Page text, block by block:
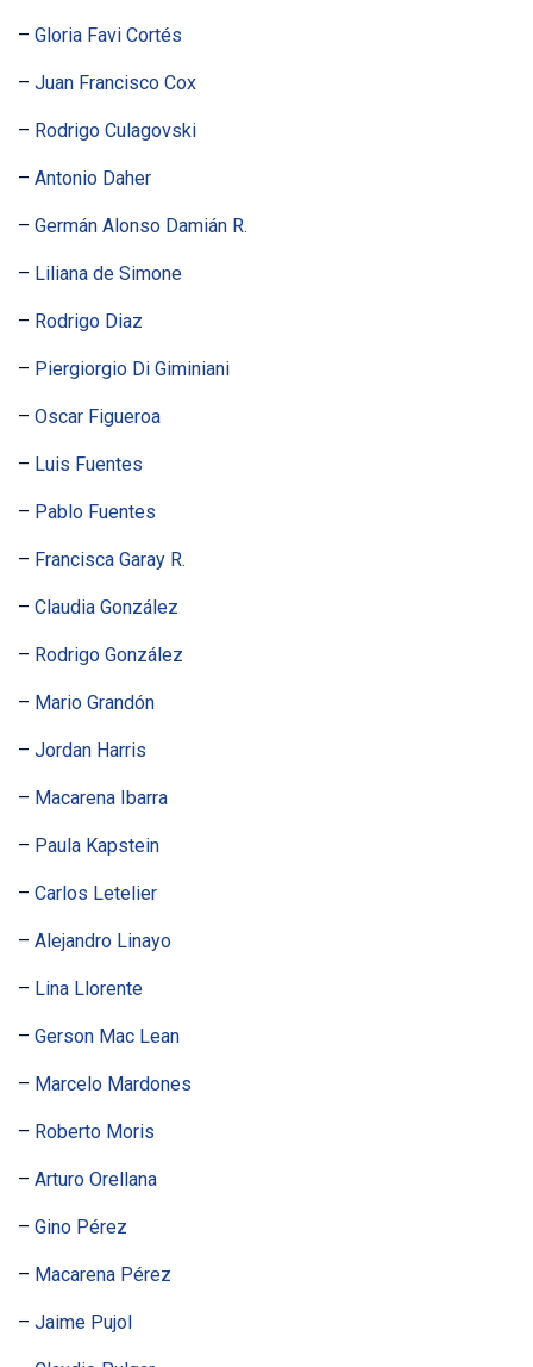
– Gloria Favi Cortés
– Juan Francisco Cox
– Rodrigo Culagovski
– Antonio Daher
– Germán Alonso Damián R.
– Liliana de Simone
– Rodrigo Diaz
– Piergiorgio Di Giminiani
– Oscar Figueroa
– Luis Fuentes
– Pablo Fuentes
– Francisca Garay R.
– Claudia González
– Rodrigo González
– Mario Grandón
– Jordan Harris
– Macarena Ibarra
– Paula Kapstein
– Carlos Letelier
– Alejandro Linayo
– Lina Llorente
– Gerson Mac Lean
– Marcelo Mardones
– Roberto Moris
– Arturo Orellana
– Gino Pérez
– Macarena Pérez
– Jaime Pujol